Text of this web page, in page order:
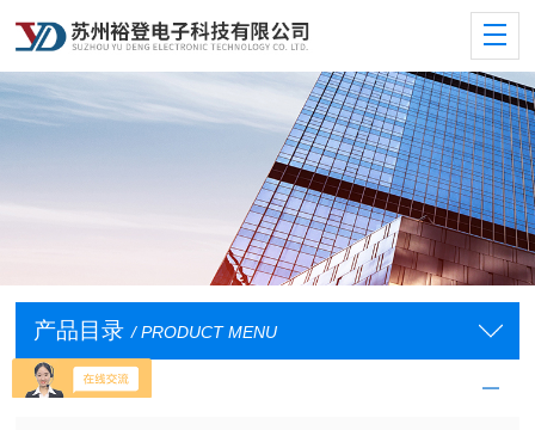
产品目录 / PRODUCT MENU
电子负载